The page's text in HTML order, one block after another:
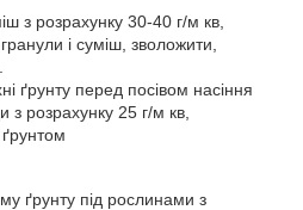
з розрахунку 30-40 г/м кв,
і суміш, зволожити,
ґрунту перед посівом насіння
розрахунку 25 г/м кв,
ґрунту під рослинами з